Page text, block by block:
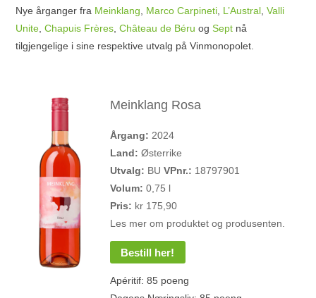
Nye årganger fra Meinklang, Marco Carpineti, L’Austral,Valli
Unite,Chapuis Frères,Château de Béru ogSept nå
tilgjengelige i sine respektive utvalg på Vinmonopolet.
Meinklang Rosa
Årgang: 2024
Land: Østerrike
Utvalg: BU VPnr.: 18797901
Volum: 0,75 l
Pris: kr 175,90
Les mer om produktet og produsenten.
Bestill her!
Apéritif: 85 poeng